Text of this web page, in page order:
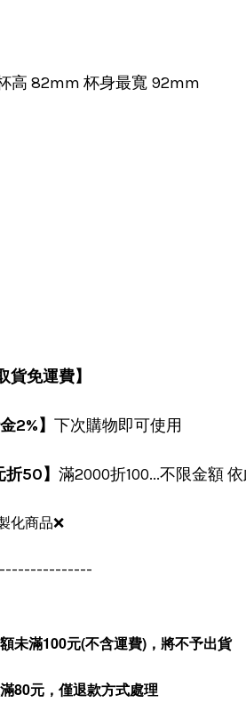
高 82mm 杯身最寬 92mm
貨免運費】
2%】 下次購物即可使用
折50】 滿2000折100...不限金額 依
化商品❌
未滿100元(不含運費)， 將不予出貨
80元，僅退款方式處理